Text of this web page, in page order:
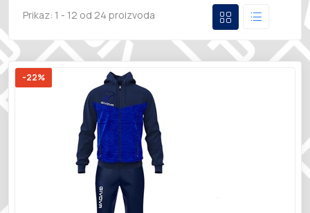
Prikaz: 1 - 12 od 24 proizvoda
-22%